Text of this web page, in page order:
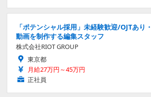
「ポテンシャル採用」未経験歓迎/OJTあり
動画を制作する編集スタッフ
株式会社RIOT GROUP
東京都
月給27万円～45万円
正社員